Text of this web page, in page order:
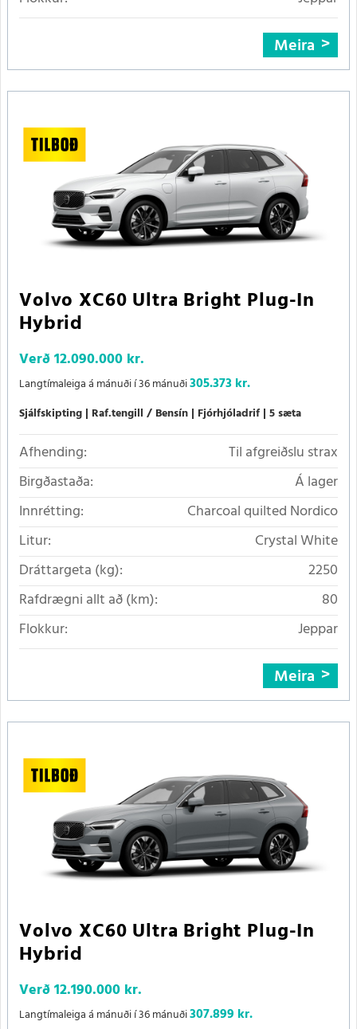
Meira
Volvo XC60 Ultra Bright Plug-In
Hybrid
Verð12.090.000 kr.
Langtímaleiga á mánuði í 36 mánuði305.373 kr.
Sjálfskipting Raf.tengill / Bensín Fjórhjóladrif 5 sæta
Afhending:
Til afgreiðslu strax
Birgðastaða:
Á lager
Innrétting:
Charcoal quilted Nordico
Litur:
Crystal White
Dráttargeta (kg):
2250
Rafdrægni allt að (km):
80
Flokkur:
Jeppar
Meira
Volvo XC60 Ultra Bright Plug-In
Hybrid
Verð12.190.000 kr.
Langtímaleiga á mánuði í 36 mánuði307.899 kr.